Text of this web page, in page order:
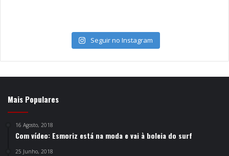
Seguir no Instagram
Mais Populares
16 Agosto, 2018
Com vídeo: Esmoriz está na moda e vai à boleia do surf
25 Junho, 2018